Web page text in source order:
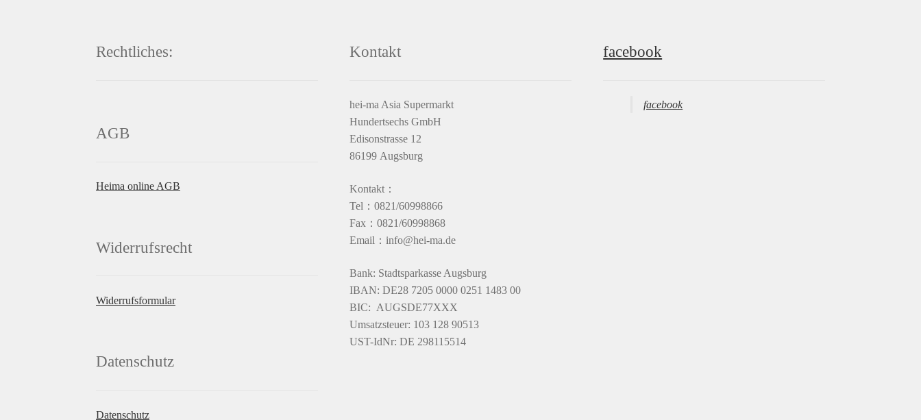
Rechtliches:
AGB
Heima online AGB
Widerrufsrecht
Widerrufsformular
Datenschutz
Datenschutz
Kontakt
hei-ma Asia Supermarkt
Hundertsechs GmbH
Edisonstrasse 12
86199 Augsburg
Kontakt：
Tel：0821/60998866
Fax：0821/60998868
Email：info@hei-ma.de
Bank: Stadtsparkasse Augsburg
IBAN: DE28 7205 0000 0251 1483 00
BIC: AUGSDE77XXX
Umsatzsteuer: 103 128 90513
UST-IdNr: DE 298115514
facebook
facebook